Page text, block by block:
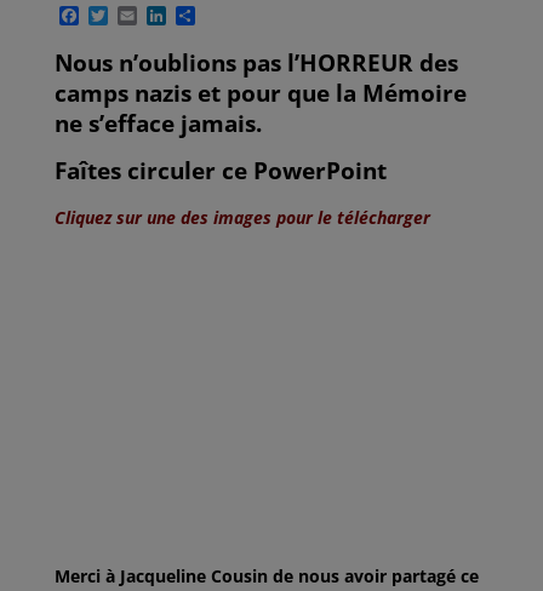
F
c
e
b
o
T
i
t
t
e
r
E
a
i
l
L
n
k
e
I
P
r
t
a
e
Nous n’oublions pas l’HORREUR des
camps nazis et pour que la Mémoire
ne s’efface jamais.
Faîtes circuler ce PowerPoint
Cliquez sur une des images pour le télécharger
Merci à Jacqueline Cousin de nous avoir partagé ce